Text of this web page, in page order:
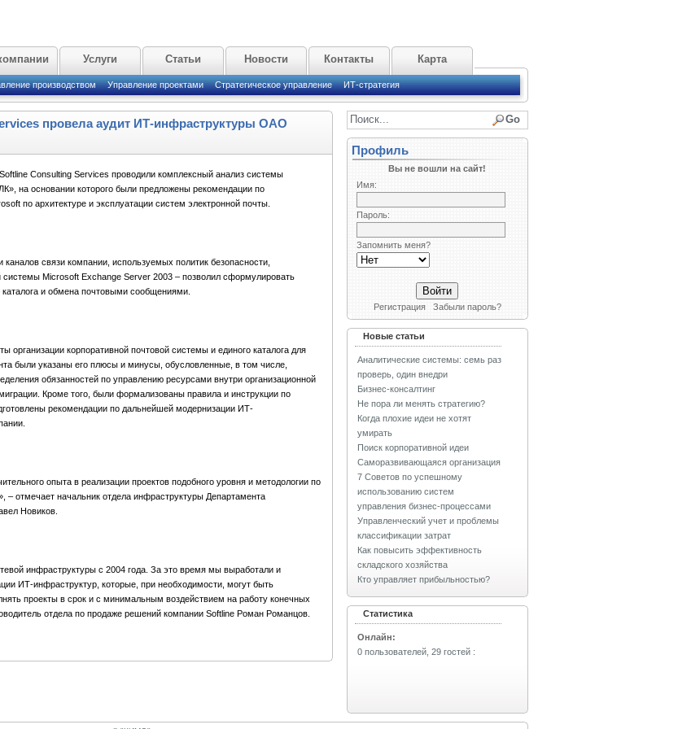
Услуги Статьи Новости Контакты Карта
производством Управление проектами Стратегическое управление ИТ-стратегия
провела аудит ИТ-инфраструктуры ОАО
Consulting Services проводили комплексный анализ системы
на основании которого были предложены рекомендации по
по архитектуре и эксплуатации систем электронной почты.
связи компании, используемых политик безопасности,
Microsoft Exchange Server 2003 – позволил сформулировать
и обмена почтовыми сообщениями.
организации корпоративной почтовой системы и единого каталога для
были указаны его плюсы и минусы, обусловленные, в том числе,
обязанностей по управлению ресурсами внутри организационной
Кроме того, были формализованы правила и инструкции по
рекомендации по дальнейшей модернизации ИТ-
опыта в реализации проектов подобного уровня и методологии по
отмечает начальник отдела инфраструктуры Департамента
Новиков.
инфраструктуры с 2004 года. За это время мы выработали и
ИТ-инфраструктур, которые, при необходимости, могут быть
проекты в срок и с минимальным воздействием на работу конечных
отдела по продаже решений компании Softline Роман Романцов.
Профиль
Вы не вошли на сайт!
Имя:
Пароль:
Запомнить меня?
Регистрация Забыли пароль?
Новые статьи
Аналитические системы: семь раз
проверь, один внедри
Бизнес-консалтинг
Не пора ли менять стратегию?
Когда плохие идеи не хотят
умирать
Поиск корпоративной идеи
Саморазвивающаяся организация
7 Советов по успешному
использованию систем
управления бизнес-процессами
Управленческий учет и проблемы
классификации затрат
Как повысить эффективность
складского хозяйства
Кто управляет прибыльностью?
Статистика
Онлайн:
0 пользователей, 29 гостей: